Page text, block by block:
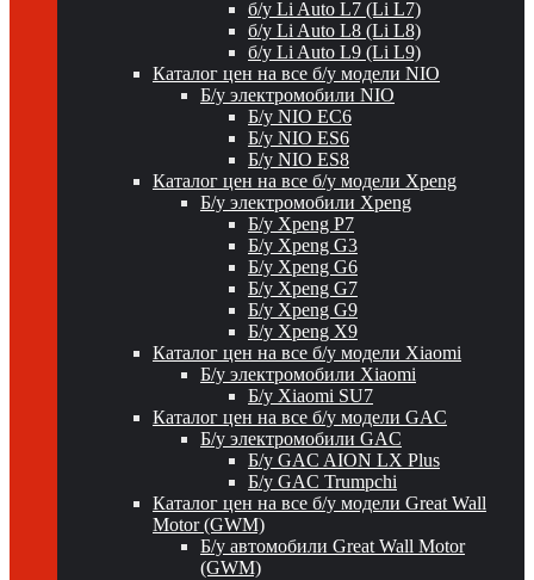
б/у Li Auto L7 (Li L7)
б/у Li Auto L8 (Li L8)
б/у Li Auto L9 (Li L9)
Каталог цен на все б/у модели NIO
Б/у электромобили NIO
Б/у NIO EC6
Б/у NIO ES6
Б/у NIO ES8
Каталог цен на все б/у модели Xpeng
Б/у электромобили Xpeng
Б/у Xpeng P7
Б/у Xpeng G3
Б/у Xpeng G6
Б/у Xpeng G7
Б/у Xpeng G9
Б/у Xpeng X9
Каталог цен на все б/у модели Xiaomi
Б/у электромобили Xiaomi
Б/у Xiaomi SU7
Каталог цен на все б/у модели GAC
Б/у электромобили GAC
Б/у GAC AION LX Plus
Б/у GAC Trumpchi
Каталог цен на все б/у модели Great Wall
Motor (GWM)
Б/у автомобили Great Wall Motor
(GWM)